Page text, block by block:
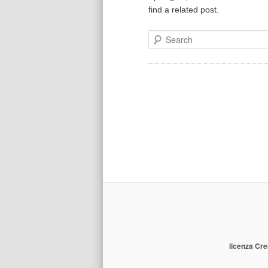
find a related post.
Search
licenza